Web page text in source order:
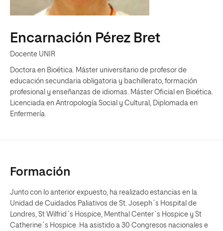
Encarnación Pérez Bret
Docente UNIR
Doctora en Bioética. Máster universitario de profesor de
educación secundaria obligatoria y bachillerato, formación
profesional y enseñanzas de idiomas. Máster Oficial en Bioética.
Licenciada en Antropología Social y Cultural, Diplomada en
Enfermería.
Formación
Junto con lo anterior expuesto, ha realizado estancias en la
Unidad de Cuidados Paliativos de St. Joseph´s Hospital de
Londres, St Wilfrid´s Hospice, Menthal Center´s Hospice y St
Catherine´s Hospice. Ha asistido a 30 Congresos nacionales e